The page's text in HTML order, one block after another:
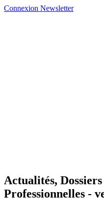
Connexion Newsletter
Actualités,
Professionnelles -